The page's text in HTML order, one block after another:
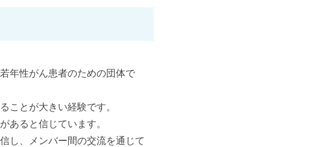
年性がん患者のための団体で
ことが大きい経験です。
あると信じています。
し、メンバー間の交流を通じて